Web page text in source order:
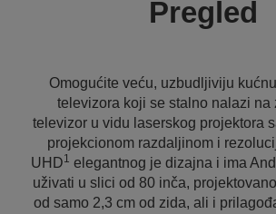
Pregled
Omogućite veću, uzbudljiviju
televizora koji se stalno nalazi na
televizor u vidu laserskog projektora
projekcionom razdaljinom i
UHD1 elegantnog je dizajna i ima
uživati u slici od 80 inča,
od samo 2,3 cm od zida, ali i